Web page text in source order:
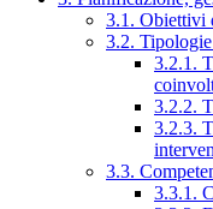
3.1. Obiettivi
3.2.
3.2.1.
3.2.2.
3.2.3.
3.3.
3.3.1.